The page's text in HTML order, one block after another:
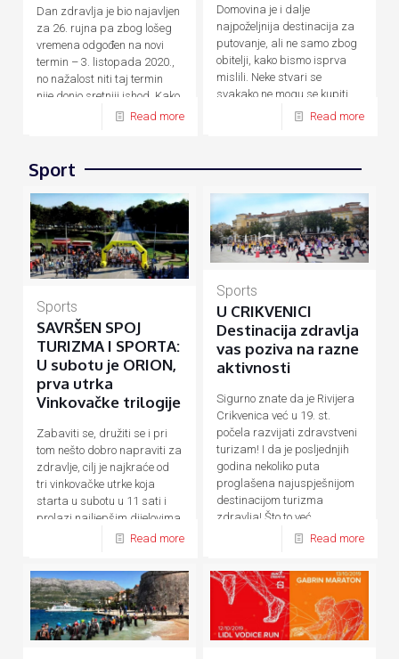
Dan zdravlja je bio najavljen
za 26. rujna pa zbog lošeg
vremena odgođen na novi
termin – 3. listopada 2020.,
no nažalost niti taj termin
nije donio sretniji ishod. Kako
Read more
Domovina je i dalje
najpoželjnija destinacija za
putovanje, ali ne samo zbog
obitelji, kako bismo isprva
mislili. Neke stvari se
svakako ne mogu se kupiti
Read more
Sport
Sports
SAVRŠEN SPOJ
TURIZMA I SPORTA:
U subotu je ORION,
prva utrka
Vinkovačke trilogije
Zabaviti se, družiti se i pri
tom nešto dobro napraviti za
zdravlje, cilj je najkraće od
tri vinkovačke utrke koja
starta u subotu u 11 sati i
prolazi najljepšim dijelovima
Read more
Sports
U CRIKVENICI
Destinacija zdravlja
vas poziva na razne
aktivnosti
Sigurno znate da je Rivijera
Crikvenica već u 19. st.
počela razvijati zdravstveni
turizam! I da je posljednjih
godina nekoliko puta
proglašena najuspješnijom
destinacijom turizma
zdravlja! Što to već
[…] Read more